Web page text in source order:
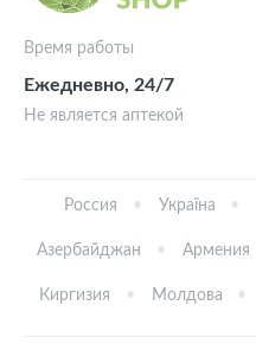
Время работы
Ежедневно, 24/7
Не является аптекой
Россия Україна
Азербайджан Армения
Киргизия Молдова